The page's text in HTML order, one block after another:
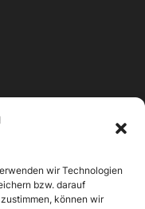
wir Technologien
bzw. darauf
können wir